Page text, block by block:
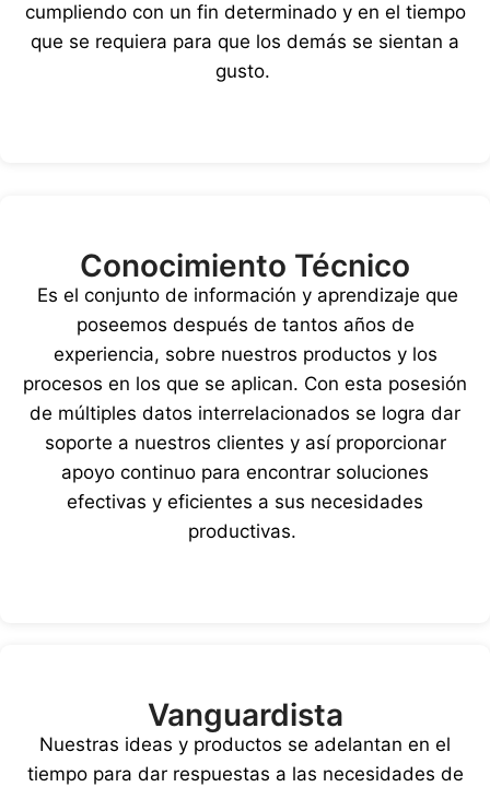
cumpliendo con un fin determinado y en el tiempo
que se requiera para que los demás se sientan a
gusto.
Conocimiento Técnico
Es el conjunto de información y aprendizaje que
poseemos después de tantos años de
experiencia, sobre nuestros productos y los
procesos en los que se aplican. Con esta posesión
de múltiples datos interrelacionados se logra dar
soporte a nuestros clientes y así proporcionar
apoyo continuo para encontrar soluciones
efectivas y eficientes a sus necesidades
productivas.
Vanguardista
Nuestras ideas y productos se adelantan en el
tiempo para dar respuestas a las necesidades de